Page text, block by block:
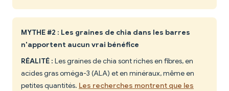
MYTHE #2 : Les graines de chia dans les barres
n'apportent aucun vrai bénéfice
RÉALITÉ : Les graines de chia sont riches en fibres, en
acides gras oméga-3 (ALA) et en minéraux, même en
petites quantités. Les recherches montrent que les